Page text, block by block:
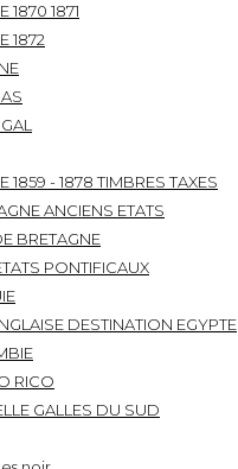
1870 1871
1872
1859 - 1878 TIMBRES TAXES
ANCIENS ETATS
BRETAGNE
PONTIFICAUX
DESTINATION EGYPTE
RICO
GALLES DU SUD